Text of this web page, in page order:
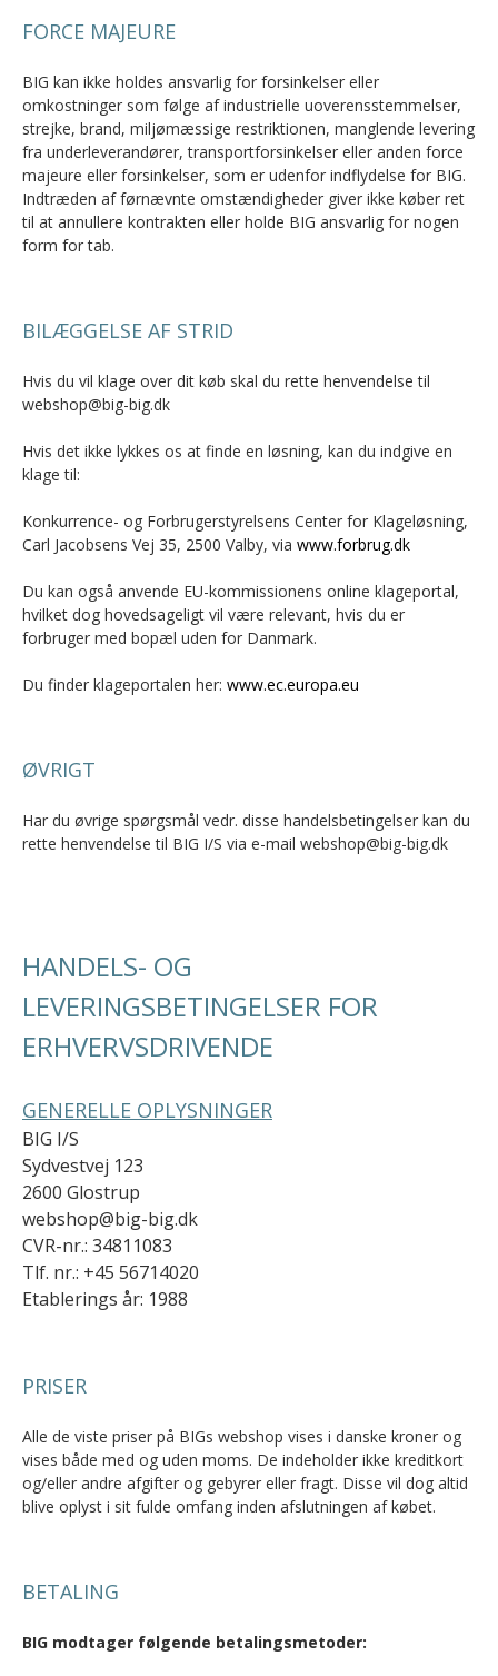
FORCE MAJEURE
BIG kan ikke holdes ansvarlig for forsinkelser eller
omkostninger som følge af industrielle uoverensstemmelser,
strejke, brand, miljømæssige restriktionen, manglende levering
fra underleverandører, transportforsinkelser eller anden force
majeure eller forsinkelser, som er udenfor indflydelse for BIG.
Indtræden af førnævnte omstændigheder giver ikke køber ret
til at annullere kontrakten eller holde BIG ansvarlig for nogen
form for tab.
BILÆGGELSE AF STRID
Hvis du vil klage over dit køb skal du rette henvendelse til
webshop@big-big.dk
Hvis det ikke lykkes os at finde en løsning, kan du indgive en
klage til:
Konkurrence- og Forbrugerstyrelsens Center for Klageløsning,
Carl Jacobsens Vej 35, 2500 Valby, via www.forbrug.dk
Du kan også anvende EU-kommissionens online klageportal,
hvilket dog hovedsageligt vil være relevant, hvis du er
forbruger med bopæl uden for Danmark.
Du finder klageportalen her: www.ec.europa.eu
ØVRIGT
Har du øvrige spørgsmål vedr. disse handelsbetingelser kan du
rette henvendelse til BIG I/S via e-mail webshop@big-big.dk
HANDELS- OG
LEVERINGSBETINGELSER FOR
ERHVERVSDRIVENDE
GENERELLE OPLYSNINGER
BIG I/S
Sydvestvej 123
2600 Glostrup
webshop@big-big.dk
CVR-nr.: 34811083
Tlf. nr.: +45 56714020
Etablerings år: 1988
PRISER
Alle de viste priser på BIGs webshop vises i danske kroner og
vises både med og uden moms. De indeholder ikke kreditkort
og/eller andre afgifter og gebyrer eller fragt. Disse vil dog altid
blive oplyst i sit fulde omfang inden afslutningen af købet.
BETALING
BIG modtager følgende betalingsmetoder: